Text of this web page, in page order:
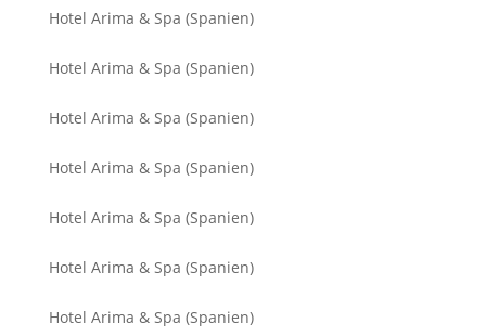
Hotel Arima & Spa (Spanien)
Hotel Arima & Spa (Spanien)
Hotel Arima & Spa (Spanien)
Hotel Arima & Spa (Spanien)
Hotel Arima & Spa (Spanien)
Hotel Arima & Spa (Spanien)
Hotel Arima & Spa (Spanien)